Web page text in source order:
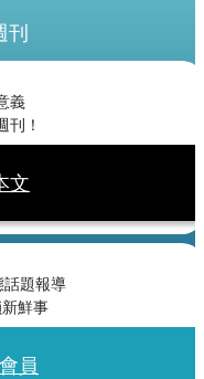
刊
義
刊！
文
話題報導
鮮事
員